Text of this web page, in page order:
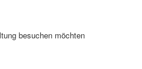
besuchen möchten